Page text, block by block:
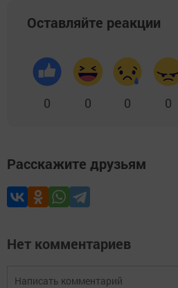
Оставляйте реакции
0 0 0 0
Расскажите друзьям
Нет комментариев